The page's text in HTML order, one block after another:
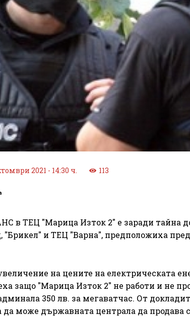
2021 - 14:30 ч. 113
в ТЕЦ "Марица Изток 2" е заради тайна
и ТЕЦ "Варна", предположиха
на цените на електрическата
защо "Марица Изток 2" не работи и не
350 лв. за мегаватчас. От
да може държавната централа да продава